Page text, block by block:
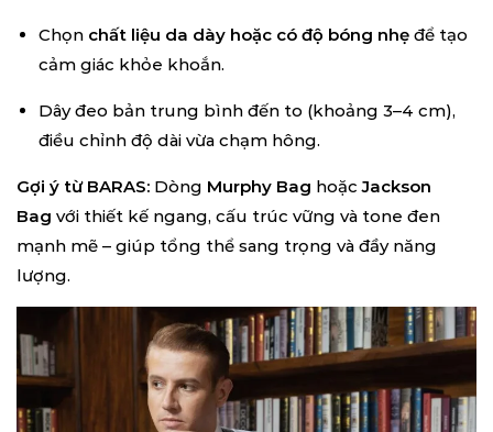
Chọn chất liệu da dày hoặc có độ bóng nhẹ để tạo
cảm giác khỏe khoắn.
Dây đeo bản trung bình đến to (khoảng 3–4 cm),
điều chỉnh độ dài vừa chạm hông.
Gợi ý từ BARAS: Dòng Murphy Bag hoặcJackson
Bag với thiết kế ngang, cấu trúc vững và tone đen
mạnh mẽ – giúp tổng thể sang trọng và đầy năng
lượng.